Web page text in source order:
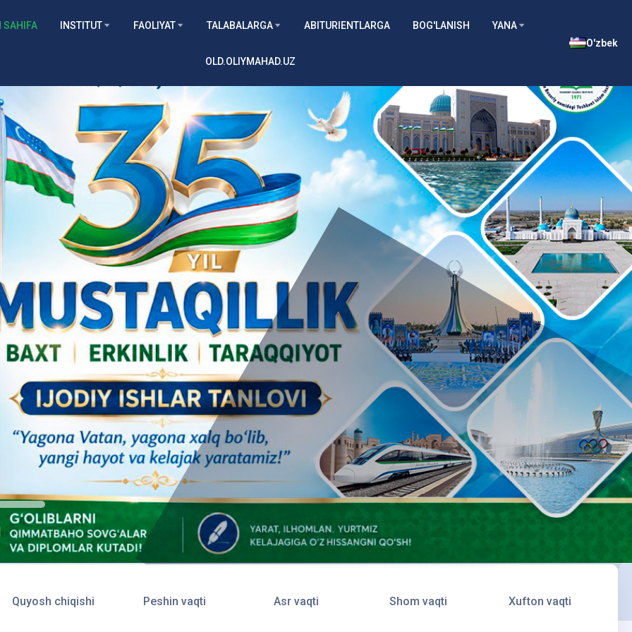
SAHIFA INSTITUT FAOLIYAT TALABALARGA ABITURIENTLARGA BOG'LANISH YANA
OLD.OLIYMAHAD.UZ
O'zbek
Quyosh chiqishi Peshin vaqti Asr vaqti Shom vaqti Xufton vaqti